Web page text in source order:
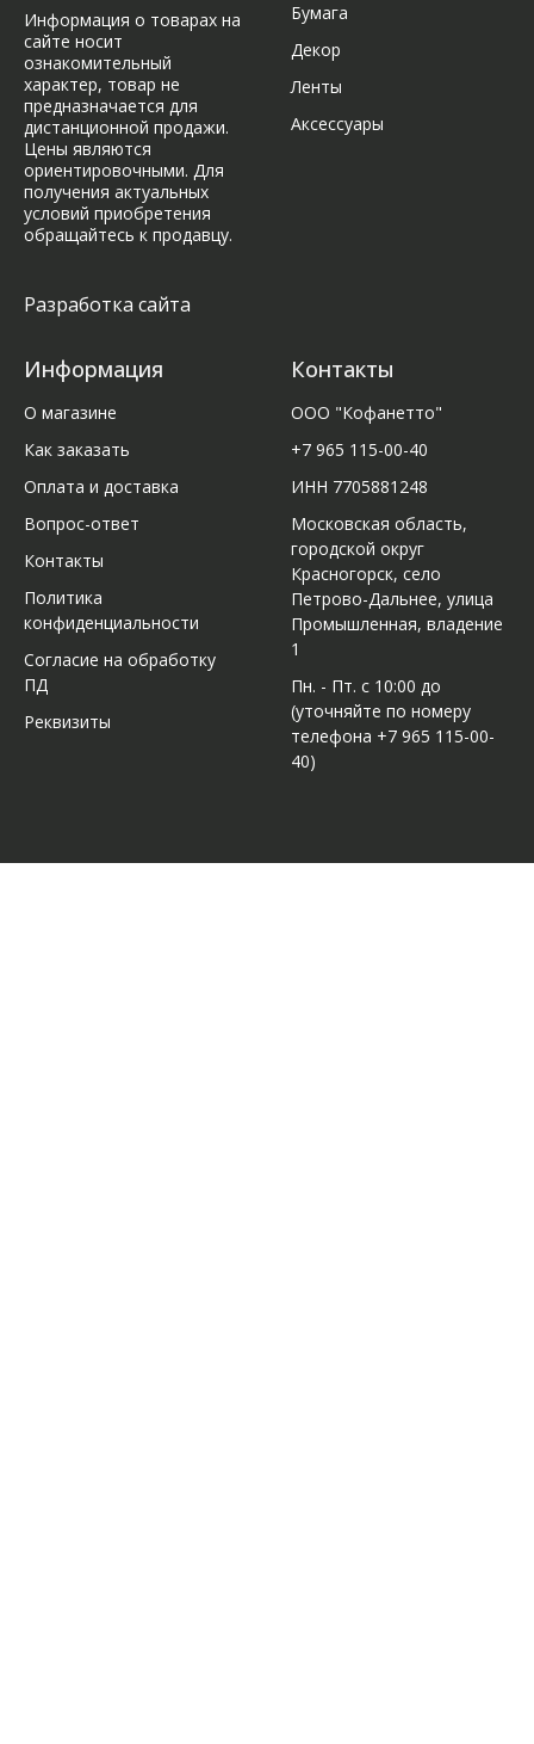
Информация о товарах на
сайте носит
ознакомительный
характер, товар не
предназначается для
дистанционной продажи.
Цены являются
ориентировочными. Для
получения актуальных
условий приобретения
обращайтесь к продавцу.
Разработка сайта
Бумага
Декор
Ленты
Аксессуары
Информация
О магазине
Как заказать
Оплата и доставка
Вопрос-ответ
Контакты
Политика
конфиденциальности
Согласие на обработку
ПД
Реквизиты
Контакты
ООО "Кофанетто"
+7 965 115-00-40
ИНН 7705881248
Московская область,
городской округ
Красногорск, село
Петрово-Дальнее, улица
Промышленная, владение
1
Пн. - Пт. с 10:00 до
(уточняйте по номеру
телефона +7 965 115-00-
40)